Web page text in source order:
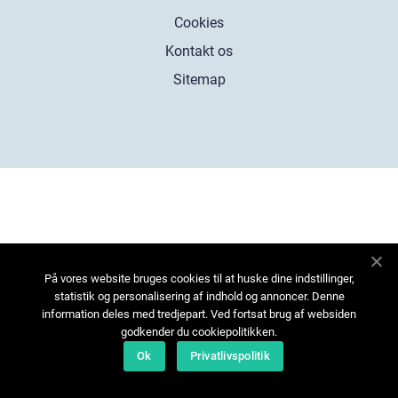
Cookies
Kontakt os
Sitemap
På vores website bruges cookies til at huske dine indstillinger,
statistik og personalisering af indhold og annoncer. Denne
information deles med tredjepart. Ved fortsat brug af websiden
godkender du cookiepolitikken.
Ok
Privatlivspolitik